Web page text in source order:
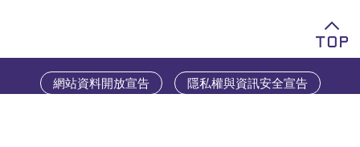
網站資料開放宣告 隱私權與資訊安全宣告